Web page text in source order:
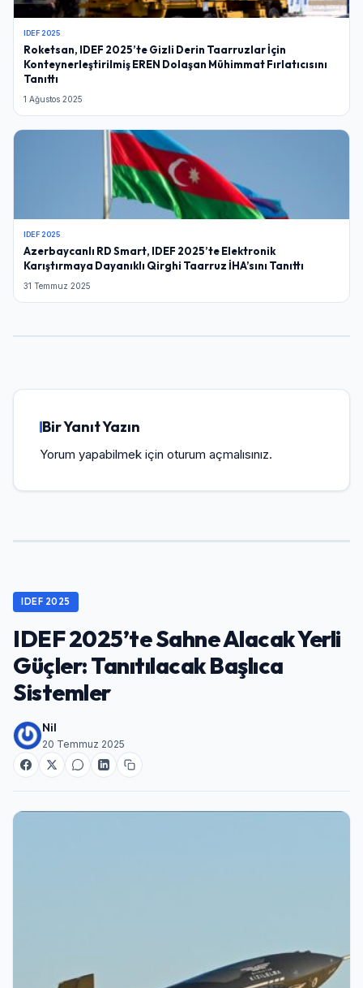
IDEF 2025
Roketsan, IDEF 2025’te Gizli Derin Taarruzlar İçin
Konteynerleştirilmiş EREN Dolaşan Mühimmat Fırlatıcısını
Tanıttı
1 Ağustos 2025
IDEF 2025
Azerbaycanlı RD Smart, IDEF 2025’te Elektronik
Karıştırmaya Dayanıklı Qirghi Taarruz İHA’sını Tanıttı
31 Temmuz 2025
Bir Yanıt Yazın
Yorum yapabilmek için oturum açmalısınız.
IDEF 2025
IDEF 2025’te Sahne Alacak Yerli
Güçler: Tanıtılacak Başlıca
Sistemler
Nil
20 Temmuz 2025